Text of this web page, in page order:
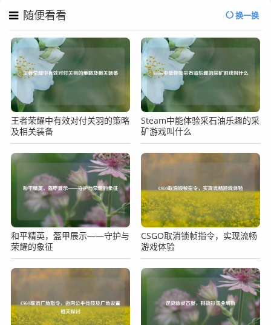
随便看看 换一换
王者荣耀中有效对付关羽的策略
及相关装备
Steam中能体验采石油乐趣的采
矿游戏叫什么
和平精英，盔甲展示——守护与
荣耀的象征
CSGO取消锁帧指令，实现流畅
游戏体验